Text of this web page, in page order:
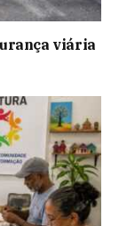
viária